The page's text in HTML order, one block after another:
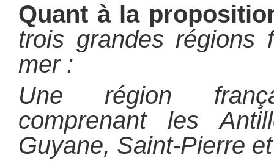
Quant à la
trois grandes régions
mer :
Une région
comprenant les
Guyane, Saint-Pierre